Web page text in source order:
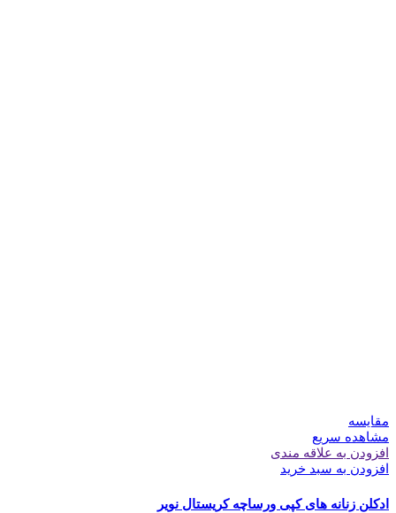
مقایسه
مشاهده سریع
افزودن به علاقه مندی
افزودن به سبد خرید
ادکلن زنانه های کپی ورساچه کریستال نویر